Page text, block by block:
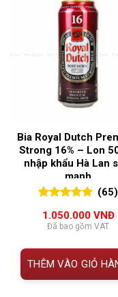
Bia Royal Dutch
Strong 16% – Lon
nhập khẩu Hà Lan
mạnh
đánh giá
(65)
1.050.000 VNĐ
Đã bao gồm VAT
THÊM VÀO GIỎ